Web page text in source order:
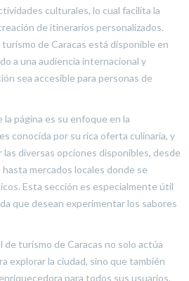
culturales, lo cual facilita la
de itinerarios personalizados.
de Caracas está disponible en
a una audiencia internacional y
sea accesible para personas de
página es su enfoque en la
conocida por su rica oferta culinaria, y
las diversas opciones disponibles, desde
mercados locales donde se
Esta sección es especialmente útil
que desean experimentar los sabores
de turismo de Caracas no solo actúa
explorar la ciudad, sino que también
para todos sus usuarios.